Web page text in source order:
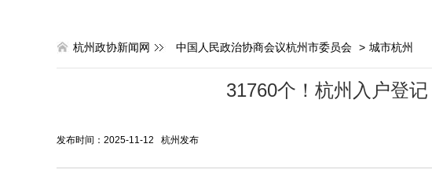
杭州政协新闻网 中国人民政治协商会议杭州市委员会 > 城市杭州
31760个！杭州入户登记
发布时间：2025-11-12 杭州发布